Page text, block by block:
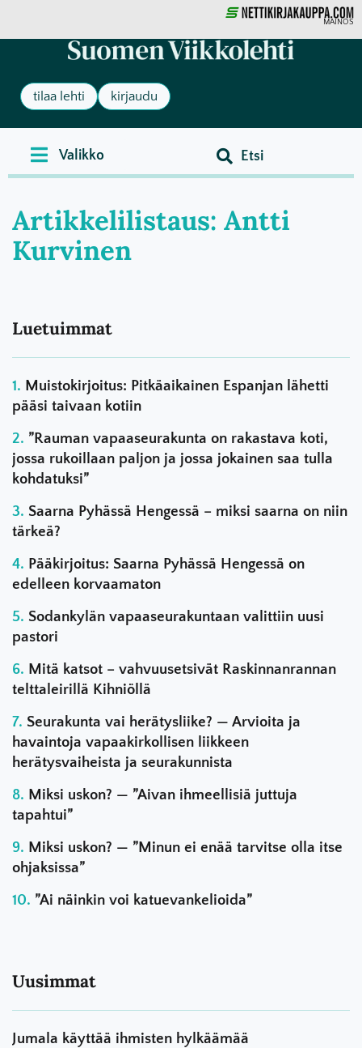
MAINOS
tilaa lehti kirjaudu
Artikkelilistaus: Antti
Kurvinen
Luetuimmat
Muistokirjoitus: Pitkäaikainen Espanjan lähetti
pääsi taivaan kotiin
”Rauman vapaaseurakunta on rakastava koti,
jossa rukoillaan paljon ja jossa jokainen saa tulla
kohdatuksi”
Saarna Pyhässä Hengessä – miksi saarna on niin
tärkeä?
Pääkirjoitus: Saarna Pyhässä Hengessä on
edelleen korvaamaton
Sodankylän vapaaseurakuntaan valittiin uusi
pastori
Mitä katsot – vahvuusetsivät Raskinnanrannan
telttaleirillä Kihniöllä
Seurakunta vai herätysliike? — Arvioita ja
havaintoja vapaakirkollisen liikkeen
herätysvaiheista ja seurakunnista
Miksi uskon? — ”Aivan ihmeellisiä juttuja
tapahtui”
Miksi uskon? — ”Minun ei enää tarvitse olla itse
ohjaksissa”
”Ai näinkin voi katuevankelioida”
Uusimmat
Jumala käyttää ihmisten hylkäämää